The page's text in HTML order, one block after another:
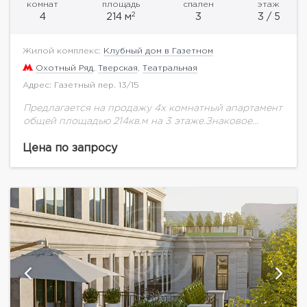
комнат
4
площадь
214 м2
спален
3
этаж
3 / 5
Жилой комплекс: Клубный дом в Газетном
Охотный Ряд Тверская Театральная
Адрес: Газетный пер. 13/15
Предлагается на продажу 4х комнатный апартамент
общей площадью 214кв.м на 3 этаже.Знаковое
имеет выходы сразу в два центральных переулка
Цена по запросу